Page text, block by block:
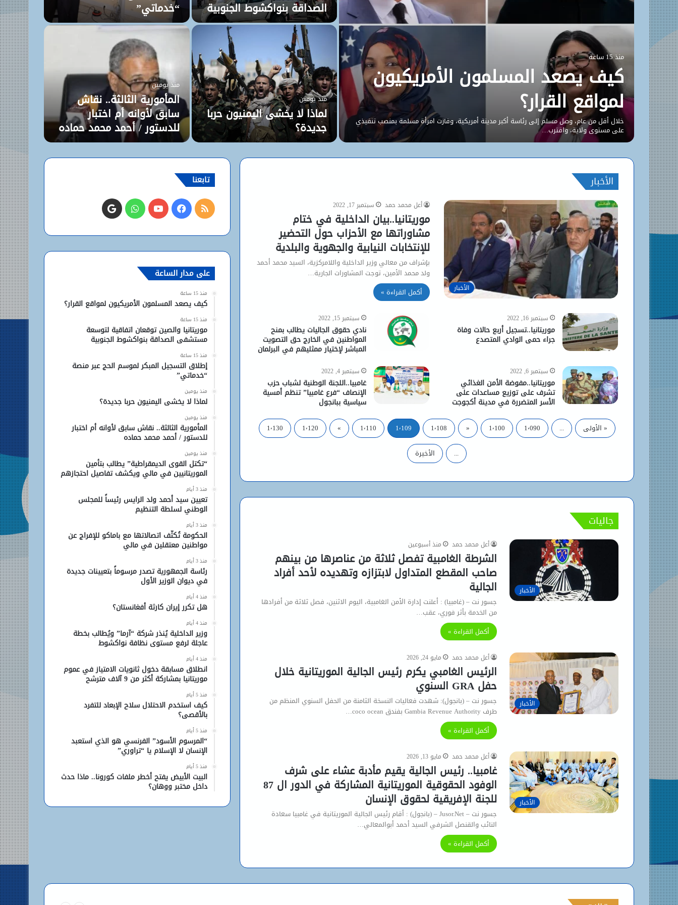
منذ 15 ساعة
كيف يصعد المسلمون الأمريكيون
لمواقع القرار؟
خلال أقل من عام، وصل مسلم إلى رئاسة أكبر مدينة أمريكية، وفازت امرأة مسلمة بمنصب تنفيذي
على مستوى ولاية، واقترب…
الصداقة بنواكشوط الجنوبية “خدماتي”
منذ يومين
لماذا لا يخشى اليمنيون حربا
جديدة؟
منذ يومين
المأمورية الثالثة.. نقاش
سابق لأوانه أم اختبار
للدستور / أحمد محمد حماده
منذ يومين
دعا حزب
الأخبار
الأخبار
أعل محمد حمد سبتمبر 17, 2022
موريتانيا..بيان الداخلية في ختام
مشاوراتها مع الأحزاب حول التحضير
للإنتخابات النيابية والجهوية والبلدية
بإشراف من معالي وزير الداخلية واللامركزية، السيد محمد أحمد
ولد محمد الأمين، توجت المشاورات الجارية…
أكمل القراءة »
سبتمبر 16, 2022
موريتانيا..تسجيل أربع حالات وفاة
جراء حمى الوادي المتصدع
سبتمبر 15, 2022
نادي حقوق الجاليات يطالب بمنح
المواطنين في الخارج حق التصويت
المباشر لإختيار ممثليهم في البرلمان
سبتمبر 6, 2022
موريتانيا..مفوضة الأمن الغذائي
تشرف على توزيع مساعدات على
الأسر المتضررة في مدينة أكجوجت
سبتمبر 4, 2022
غامبيا..اللجنة الوطنية لشباب حزب
الإنصاف “فرع غامبيا” تنظم أمسية
سياسية ببانجول
« الأولى ... 1٬090 1٬100 « 1٬108 1٬109 1٬110 » 1٬120
1٬130
...
الأخيرة
جاليات
الأخبار
أعل محمد حمد منذ أسبوعين
الشرطة الغامبية تفصل ثلاثة من عناصرها من بينهم
صاحب المقطع المتداول لابتزازه وتهديده لأحد أفراد
الجالية
جسور نت – (غامبيا) : أعلنت إدارة الأمن الغامبية، اليوم الاثنين، فصل ثلاثة من أفرادها
من الخدمة بأثر فوري، عقب…
أكمل القراءة »
الأخبار
أعل محمد حمد مايو 24, 2026
الرئيس الغامبي يكرم رئيس الجالية الموريتانية خلال
حفل GRA السنوي
جسور نت – (بانجول): شهدت فعاليات النسخة الثامنة من الحفل السنوي المنظم من
طرف Gambia Revenue Authority بفندق coco ocean…
أكمل القراءة »
الأخبار
أعل محمد حمد مايو 13, 2026
غامبيا.. رئيس الجالية يقيم مأدبة عشاء على شرف
الوفود الحقوقية الموريتانية المشاركة في الدور ال 87
للجنة الإفريقية لحقوق الإنسان
جسور نت – Jusor.Net – (بانجول) : أقام رئيس الجالية الموريتانية في غامبيا سعادة
النائب والقنصل الشرفي السيد أحمد أبوالمعالي…
أكمل القراءة »
تابعنا
ملخص
RSS
فيسبوكيوتيوبواتسابالإيميل
على مدار الساعة
منذ 15 ساعة
كيف يصعد المسلمون الأمريكيون لمواقع القرار؟
منذ 15 ساعة
موريتانيا والصين توقعان اتفاقية لتوسعة
مستشفى الصداقة بنواكشوط الجنوبية
منذ 15 ساعة
إطلاق التسجيل المبكر لموسم الحج عبر منصة
“خدماتي”
منذ يومين
لماذا لا يخشى اليمنيون حربا جديدة؟
منذ يومين
المأمورية الثالثة.. نقاش سابق لأوانه أم اختبار
للدستور / أحمد محمد حماده
منذ يومين
“تكتل القوى الديمقراطية” يطالب بتأمين
الموريتانيين في مالي ويكشف تفاصيل احتجازهم
منذ 3 أيام
تعيين سيد أحمد ولد الرايس رئيساً للمجلس
الوطني لسلطة التنظيم
منذ 3 أيام
الحكومة تُكثّف اتصالاتها مع باماكو للإفراج عن
مواطنين معتقلين في مالي
منذ 3 أيام
رئاسة الجمهورية تصدر مرسوماً بتعيينات جديدة
في ديوان الوزير الأول
منذ 4 أيام
هل تكرر إيران كارثة أفغانستان؟
منذ 4 أيام
وزير الداخلية يُنذر شركة “آرما” ويُطالب بخطة
عاجلة لرفع مستوى نظافة نواكشوط
منذ 4 أيام
انطلاق مسابقة دخول ثانويات الامتياز في عموم
موريتانيا بمشاركة أكثر من 9 آلاف مترشح
منذ 5 أيام
كيف استخدم الاحتلال سلاح الإبعاد للتفرد
بالأقصى؟
منذ 5 أيام
“المرسوم الأسود” الفرنسي هو الذي استعبد
الإنسان لا الإسلام يا “تراوري”
منذ 5 أيام
البيت الأبيض يفتح أخطر ملفات كورونا.. ماذا حدث
داخل مختبر ووهان؟